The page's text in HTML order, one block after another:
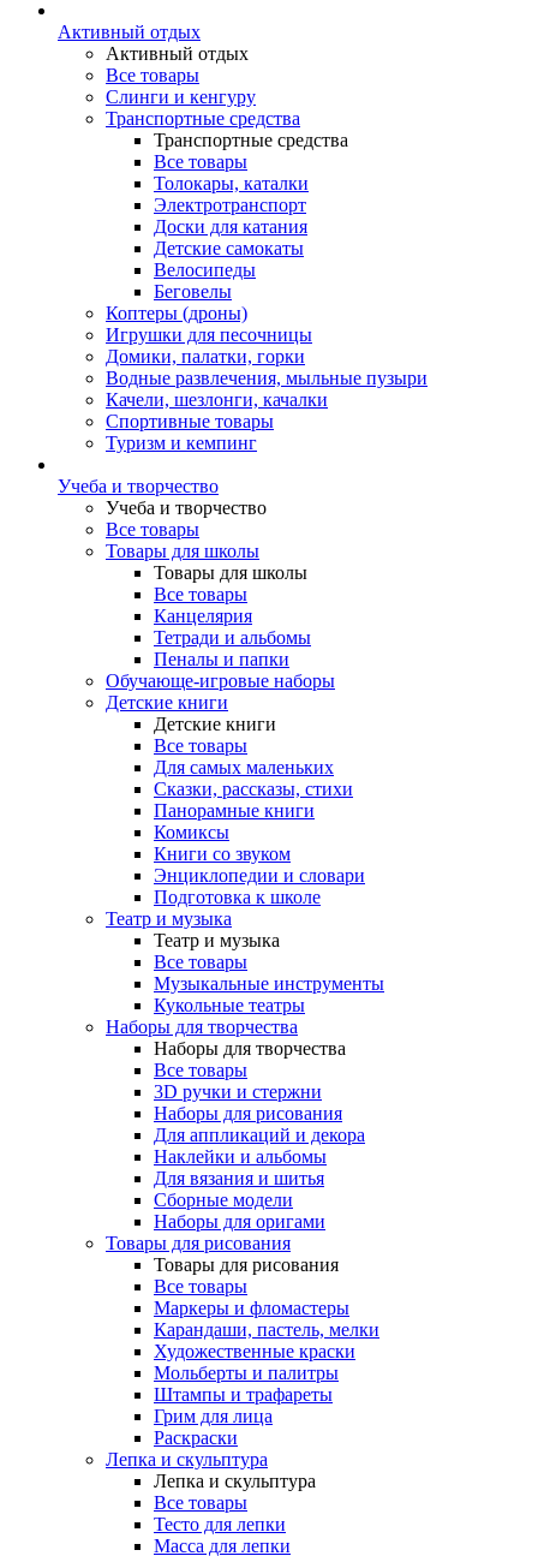
Активный отдых
Активный отдых
Все товары
Слинги и кенгуру
Транспортные средства
Транспортные средства
Все товары
Толокары, каталки
Электротранспорт
Доски для катания
Детские самокаты
Велосипеды
Беговелы
Коптеры (дроны)
Игрушки для песочницы
Домики, палатки, горки
Водные развлечения, мыльные пузыри
Качели, шезлонги, качалки
Спортивные товары
Туризм и кемпинг
Учеба и творчество
Учеба и творчество
Все товары
Товары для школы
Товары для школы
Все товары
Канцелярия
Тетради и альбомы
Пеналы и папки
Обучающе-игровые наборы
Детские книги
Детские книги
Все товары
Для самых маленьких
Сказки, рассказы, стихи
Панорамные книги
Комиксы
Книги со звуком
Энциклопедии и словари
Подготовка к школе
Театр и музыка
Театр и музыка
Все товары
Музыкальные инструменты
Кукольные театры
Наборы для творчества
Наборы для творчества
Все товары
3D ручки и стержни
Наборы для рисования
Для аппликаций и декора
Наклейки и альбомы
Для вязания и шитья
Сборные модели
Наборы для оригами
Товары для рисования
Товары для рисования
Все товары
Маркеры и фломастеры
Карандаши, пастель, мелки
Художественные краски
Мольберты и палитры
Штампы и трафареты
Грим для лица
Раскраски
Лепка и скульптура
Лепка и скульптура
Все товары
Тесто для лепки
Масса для лепки